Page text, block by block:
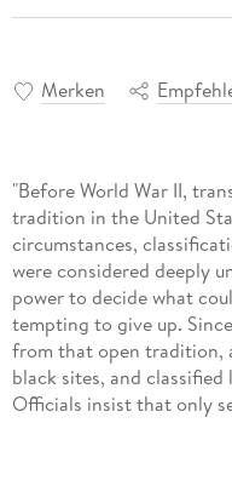
Merken
"Before World War II,
tradition in the United
circumstances,
were considered deeply
power to decide what
tempting to give up.
from that open tradition,
black sites, and
Officials insist that only